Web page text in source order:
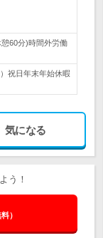
60分)時間外労働
祝日年末年始休暇
気になる
う！
）